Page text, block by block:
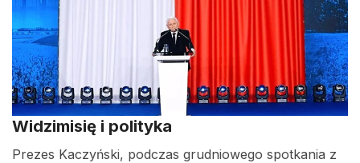
Widzimisię i polityka
Prezes Kaczyński, podczas grudniowego spotkania z